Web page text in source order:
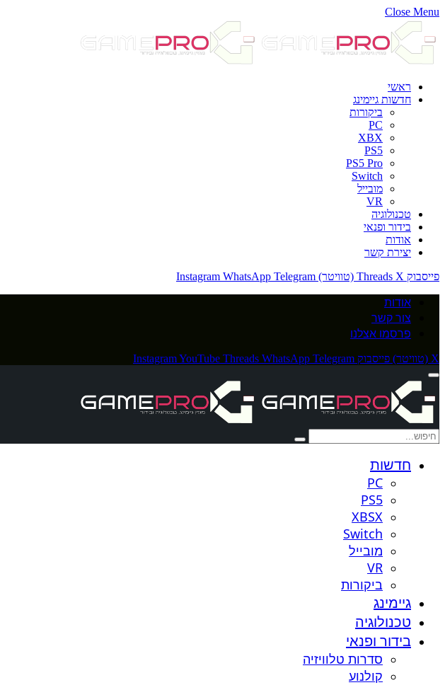
Close Menu
ראשי
חדשות גיימינג
ביקורות
PC
XBX
PS5
PS5 Pro
Switch
מובייל
VR
טכנולוגיה
בידור ופנאי
אודות
יצירת קשר
פייסבוק
Threads X (טוויטר) Instagram WhatsApp Telegram
אודות
צור קשר
פרסמו אצלנו
X (טוויטר) פייסבוק InstagramYouTube Threads WhatsApp Telegram
חדשות
PC
PS5
XBSX
Switch
מובייל
VR
ביקורות
גיימינג
טכנולוגיה
בידור ופנאי
סדרות טלוויזיה
קולנוע